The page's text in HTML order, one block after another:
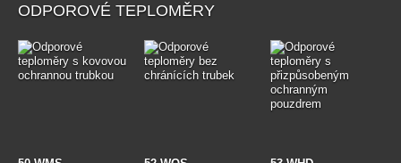
ODPOROVÉ TEPLOMĚRY